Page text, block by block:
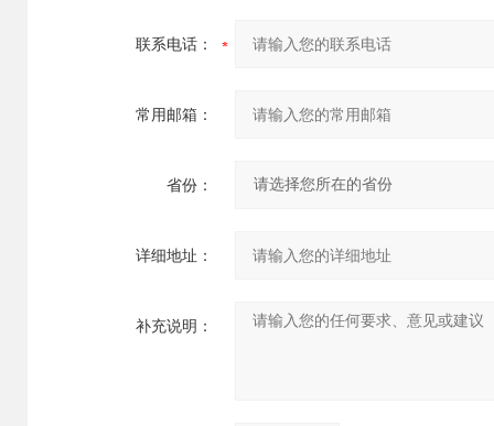
联系电话：
常用邮箱：
省份：
详细地址：
补充说明：